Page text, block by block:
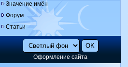
Значение имён
Форум
Статьи
Оформление сайта